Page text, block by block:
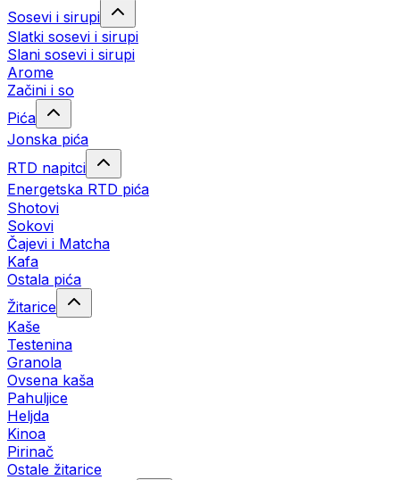
Sosevi i sirupi
Slatki sosevi i sirupi
Slani sosevi i sirupi
Arome
Začini i so
Pića
Jonska pića
RTD napitci
Energetska RTD pića
Shotovi
Sokovi
Čajevi i Matcha
Kafa
Ostala pića
Žitarice
Kaše
Testenina
Granola
Ovsena kaša
Pahuljice
Heljda
Kinoa
Pirinač
Ostale žitarice